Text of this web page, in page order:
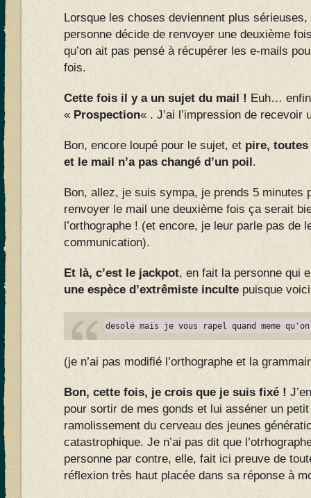
Lorsque les choses deviennent plus sérieuses,
personne décide de renvoyer une deuxième
qu’on ait pas pensé à récupérer les e-mails
fois.
Cette fois il y a un sujet du mail ! Euh…
« Prospection« . J’ai l’impression de
Bon, encore loupé pour le sujet, et pire,
et le mail n’a pas changé d’un poil.
Bon, allez, je suis sympa, je prends 5 minutes
renvoyer le mail une deuxième fois ça serait
l’orthographe ! (et encore, je leur parle pas de
communication).
Et là, c’est le jackpot, en fait la personne qui
une espèce d’extrêmiste inculte puisque
desolé mais je vous rapel quand meme
(je n’ai pas modifié l’orthographe et la
Bon, cette fois, je crois que je suis fixé !
pour sortir de mes gonds et lui asséner un
ramolissement du cerveau des jeunes
catastrophique. Je n’ai pas dit que
personne par contre, elle, fait ici preuve de
réflexion très haut placée dans sa réponse à